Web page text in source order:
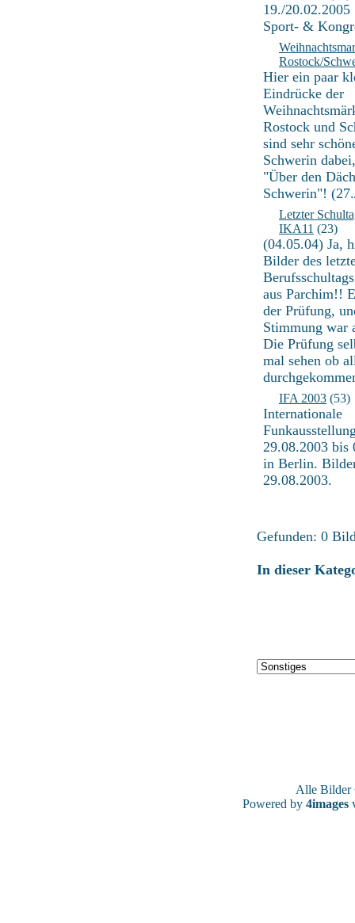
19./20.02.2005
Sport- &
Rostock/
Hier ein paar
Eindrücke der
Rostock und
sind sehr
Schwerin
"Über den
Schwerin"!
Letzter
IKA11 (23)
(04.05.04) Ja,
Bilder des
aus Parchim!!
der Prüfung,
Stimmung war
Die Prüfung
mal sehen ob
IFA 2003 (53)
Internationale
29.08.2003 bis
in Berlin.
29.08.2003.
Gefunden: 0
In dieser
Alle
Powered by 4images